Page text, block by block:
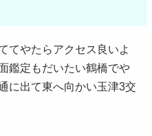
てやたらアクセス良いよ
鑑定もだいたい鶴橋でや
に出て東へ向かい玉津3交